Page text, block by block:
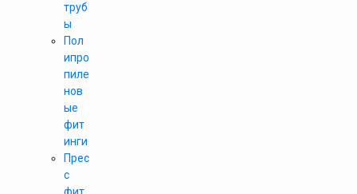
труб
ы
Пол
ипро
пиле
нов
ые
фит
инги
Прес
с